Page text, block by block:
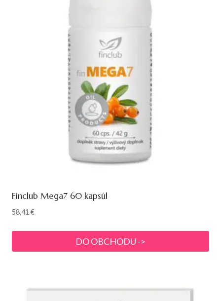
Finclub Mega7 60 kapsúl
58,41€
DO OBCHODU ->